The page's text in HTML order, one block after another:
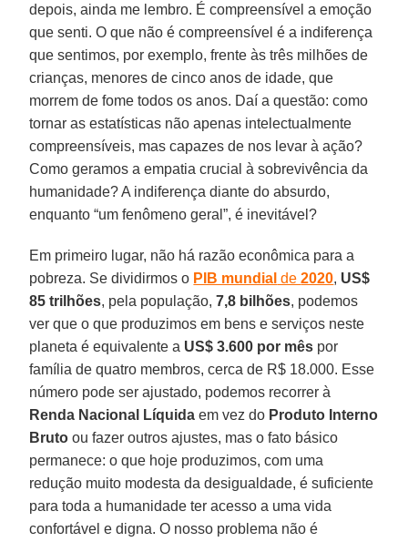
depois, ainda me lembro. É compreensível a emoção
que senti. O que não é compreensível é a indiferença
que sentimos, por exemplo, frente às três milhões de
crianças, menores de cinco anos de idade, que
morrem de fome todos os anos. Daí a questão: como
tornar as estatísticas não apenas intelectualmente
compreensíveis, mas capazes de nos levar à ação?
Como geramos a empatia crucial à sobrevivência da
humanidade? A indiferença diante do absurdo,
enquanto “um fenômeno geral”, é inevitável?
Em primeiro lugar, não há razão econômica para a
pobreza. Se dividirmos o PIB mundial de2020, US$
85 trilhões, pela população,7,8 bilhões, podemos
ver que o que produzimos em bens e serviços neste
planeta é equivalente a US$ 3.600 por mês por
família de quatro membros, cerca de R$ 18.000. Esse
número pode ser ajustado, podemos recorrer à
Renda Nacional Líquida em vez do Produto Interno
Bruto ou fazer outros ajustes, mas o fato básico
permanece: o que hoje produzimos, com uma
redução muito modesta da desigualdade, é suficiente
para toda a humanidade ter acesso a uma vida
confortável e digna. O nosso problema não é